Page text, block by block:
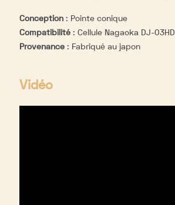
Conception : Pointe conique
Compatibilité : Cellule Nagaoka DJ-03HD
Provenance : Fabriqué au japon
Vidéo